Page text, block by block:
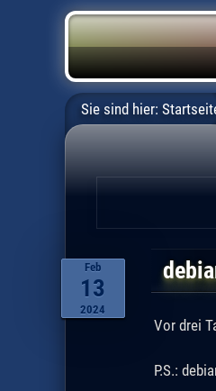
Sie sind hier:
Feb
13
2024
Vor drei
P.S.: